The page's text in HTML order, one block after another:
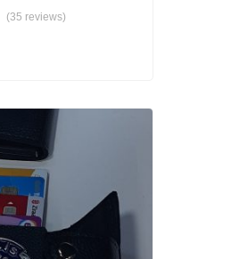
(35 reviews)